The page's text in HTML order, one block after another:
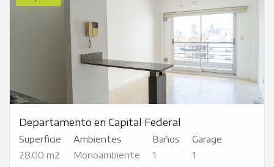
Departamento en Capital Federal
Superficie
28.00 m2
Ambientes
Monoambiente
Baños
1
Garage
1